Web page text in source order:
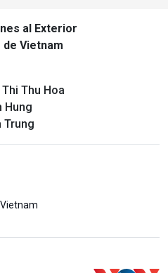
al Exterior
de Vietnam
Thu Hoa
Hung
Trung
Vietnam